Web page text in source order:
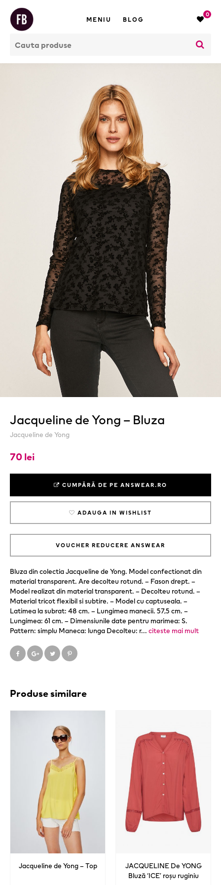
MENIU BLOG
0
Jacqueline de Yong – Bluza
Jacqueline de Yong
70 lei
CUMPĂRĂ DE PE ANSWEAR.RO
ADAUGA IN WISHLIST
VOUCHER REDUCERE ANSWEAR
Bluza din colectia Jacqueline de Yong. Model confectionat din
material transparent. Are decolteu rotund. – Fason drept. –
Model realizat din material transparent. – Decolteu rotund. –
Material tricot flexibil si subtire. – Model cu captuseala. –
Latimea la subrat: 48 cm. – Lungimea manecii. 57,5 cm. –
Lungimea: 61 cm. – Dimensiunile date pentru marimea: S.
Pattern: simplu Maneca: lunga Decolteu: r... citeste mai mult
Produse similare
Jacqueline de Yong – Top
JACQUELINE De YONG
Bluză ‘ICE’ roșu ruginiu